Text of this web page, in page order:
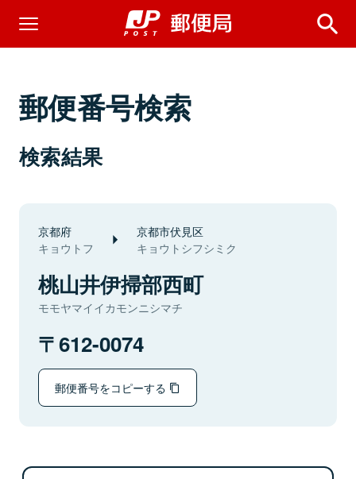
郵便番号検索
検索結果
京都府
キョウトフ
京都市伏見区
キョウトシフシミク
桃山井伊掃部西町
モモヤマイイカモンニシマチ
612-0074
郵便番号をコピーする